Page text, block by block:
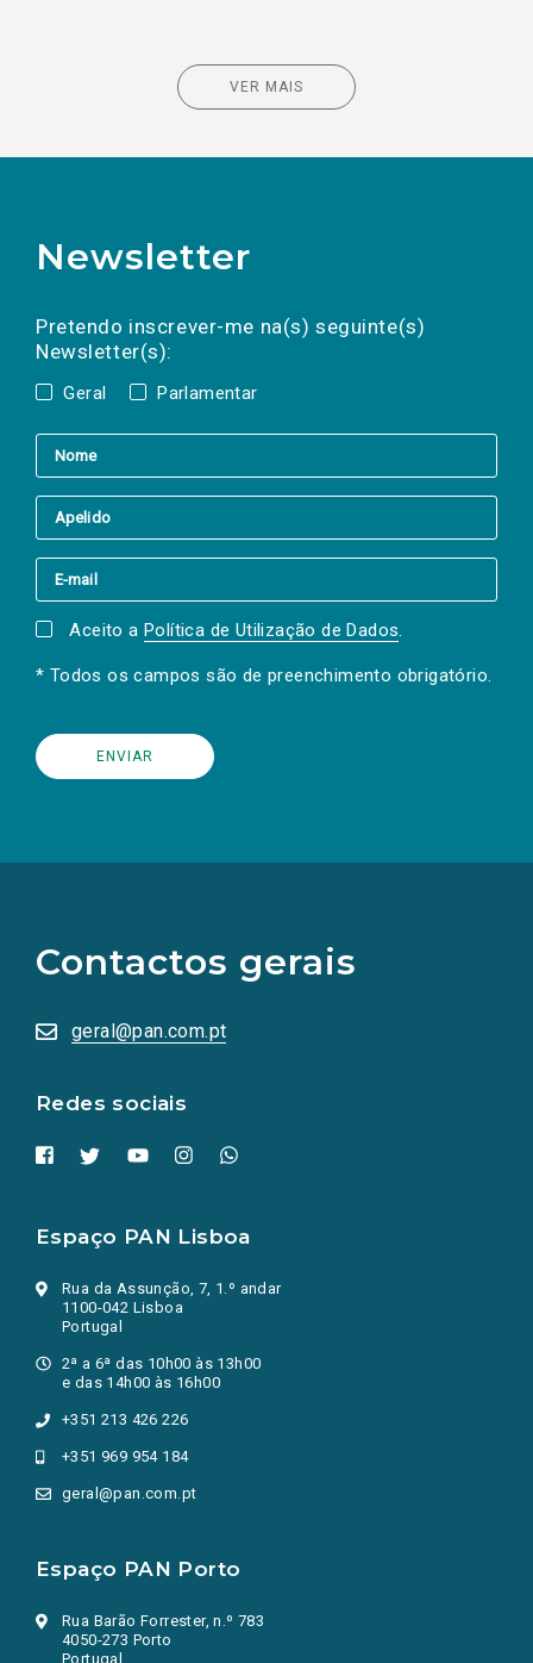
VER MAIS
Newsletter
Pretendo inscrever-me na(s) seguinte(s)
Newsletter(s):
Geral Parlamentar
a(s) newsletter(s).
mail
Aceito a Política de Utilização de Dados.
* Todos os campos são de preenchimento obrigatório.
Contactos gerais
geral@pan.com.pt
Redes sociais
redes
sociais
numa
nova
Espaço PAN Lisboa
Rua da Assunção, 7, 1.º andar
1100-042 Lisboa
Portugal
2ª a 6ª das 10h00 às 13h00
e das 14h00 às 16h00
+351 213 426 226
+351 969 954 184
geral@pan.com.pt
Espaço PAN Porto
Rua Barão Forrester, n.º 783
4050-273 Porto
Portugal